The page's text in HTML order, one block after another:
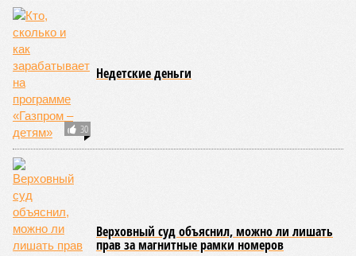
30
Недетские деньги
Верховный суд объяснил, можно ли лишать
прав за магнитные рамки номеров